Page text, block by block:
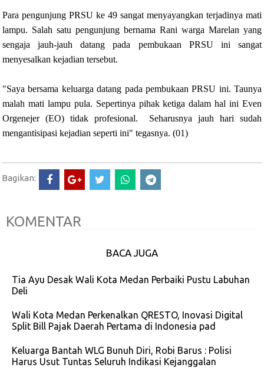
Para pengunjung PRSU ke 49 sangat menyayangkan terjadinya mati
lampu. Salah satu pengunjung bernama Rani warga Marelan yang
sengaja jauh-jauh datang pada pembukaan PRSU ini sangat
menyesalkan kejadian tersebut.
"Saya bersama keluarga datang pada pembukaan PRSU ini. Taunya
malah mati lampu pula. Sepertinya pihak ketiga dalam hal ini Even
Orgenejer (EO) tidak profesional. Seharusnya jauh hari sudah
mengantisipasi kejadian seperti ini" tegasnya. (01)
Bagikan:
KOMENTAR
BACA JUGA
Tia Ayu Desak Wali Kota Medan Perbaiki Pustu Labuhan
Deli
Wali Kota Medan Perkenalkan QRESTO, Inovasi Digital
Split Bill Pajak Daerah Pertama di Indonesia pad
Keluarga Bantah WLG Bunuh Diri, Robi Barus : Polisi
Harus Usut Tuntas Seluruh Indikasi Kejanggalan